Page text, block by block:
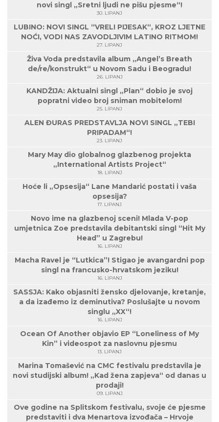
novi singl „Sretni ljudi ne pišu pjesme“!
30. LIPANJ
LUBINO: NOVI SINGL “VRELI PIJESAK“, KROZ LJETNE
NOĆI, VODI NAS ZAVODLJIVIM LATINO RITMOM!
27. LIPANJ
Živa Voda predstavila album „Angel’s Breath
de/re/konstrukt“ u Novom Sadu i Beogradu!
26. LIPANJ
KANDŽIJA: Aktualni singl „Plan“ dobio je svoj
popratni video broj sniman mobitelom!
25. LIPANJ
ALEN ĐURAS PREDSTAVLJA NOVI SINGL „TEBI
PRIPADAM“!
23. LIPANJ
Mary May dio globalnog glazbenog projekta
„International Artists Project“
18. LIPANJ
Hoće li „Opsesija“ Lane Mandarić postati i vaša
opsesija?
17. LIPANJ
Novo ime na glazbenoj sceni! Mlada V-pop
umjetnica Zoe predstavila debitantski singl “Hit My
Head” u Zagrebu!
16. LIPANJ
Macha Ravel je “Lutkica”! Stigao je avangardni pop
singl na francusko-hrvatskom jeziku!
16. LIPANJ
SASSJA: Kako objasniti žensko djelovanje, kretanje,
a da izađemo iz deminutiva? Poslušajte u novom
singlu „XX“!
16. LIPANJ
Ocean Of Another objavio EP “Loneliness of My
Kin” i videospot za naslovnu pjesmu
13. LIPANJ
Marina Tomašević na CMC festivalu predstavila je
novi studijski album! „Kad žena zapjeva“ od danas u
prodaji!
09. LIPANJ
Ove godine na Splitskom festivalu, svoje će pjesme
predstaviti i dva Menartova izvođača – Hrvoje